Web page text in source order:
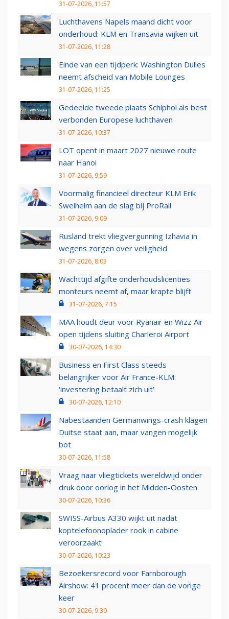
31-07-2026, 11:57
Luchthavens Napels maand dicht voor
onderhoud: KLM en Transavia wijken uit
31-07-2026, 11:28
Einde van een tijdperk: Washington Dulles
neemt afscheid van Mobile Lounges
31-07-2026, 11:25
Gedeelde tweede plaats Schiphol als best
verbonden Europese luchthaven
31-07-2026, 10:37
LOT opent in maart 2027 nieuwe route
naar Hanoi
31-07-2026, 9:59
Voormalig financieel directeur KLM Erik
Swelheim aan de slag bij ProRail
31-07-2026, 9:09
Rusland trekt vliegvergunning Izhavia in
wegens zorgen over veiligheid
31-07-2026, 8:03
Wachttijd afgifte onderhoudslicenties
monteurs neemt af, maar krapte blijft
31-07-2026, 7:15
MAA houdt deur voor Ryanair en Wizz Air
open tijdens sluiting Charleroi Airport
30-07-2026, 14:30
Business en First Class steeds
belangrijker voor Air France-KLM:
‘investering betaalt zich uit’
30-07-2026, 12:10
Nabestaanden Germanwings-crash klagen
Duitse staat aan, maar vangen mogelijk
bot
30-07-2026, 11:58
Vraag naar vliegtickets wereldwijd onder
druk door oorlog in het Midden-Oosten
30-07-2026, 10:36
SWISS-Airbus A330 wijkt uit nadat
koptelefoonoplader rook in cabine
veroorzaakt
30-07-2026, 10:23
Bezoekersrecord voor Farnborough
Airshow: 41 procent meer dan de vorige
keer
30-07-2026, 9:30